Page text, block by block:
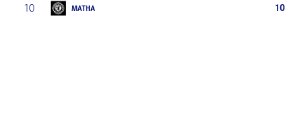
10 MATHA 10